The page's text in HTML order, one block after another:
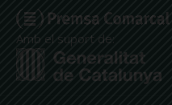
Amb el suport de: